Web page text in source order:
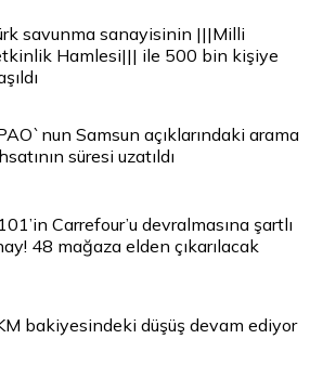
savunma sanayisinin |||Milli
Hamlesi||| ile 500 bin kişiye
Samsun açıklarındaki arama
süresi uzatıldı
Carrefour’u devralmasına şartlı
48 mağaza elden çıkarılacak
bakiyesindeki düşüş devam ediyor